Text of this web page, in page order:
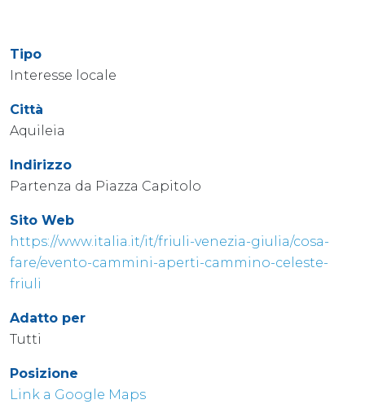
Tipo
Interesse locale
Città
Aquileia
Indirizzo
Partenza da Piazza Capitolo
Sito Web
https://www.italia.it/it/friuli-venezia-giulia/cosa-
fare/evento-cammini-aperti-cammino-celeste-
friuli
Adatto per
Tutti
Posizione
Link a Google Maps